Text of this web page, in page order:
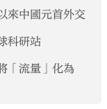
來中國元首外交
科研站
「流量」化為